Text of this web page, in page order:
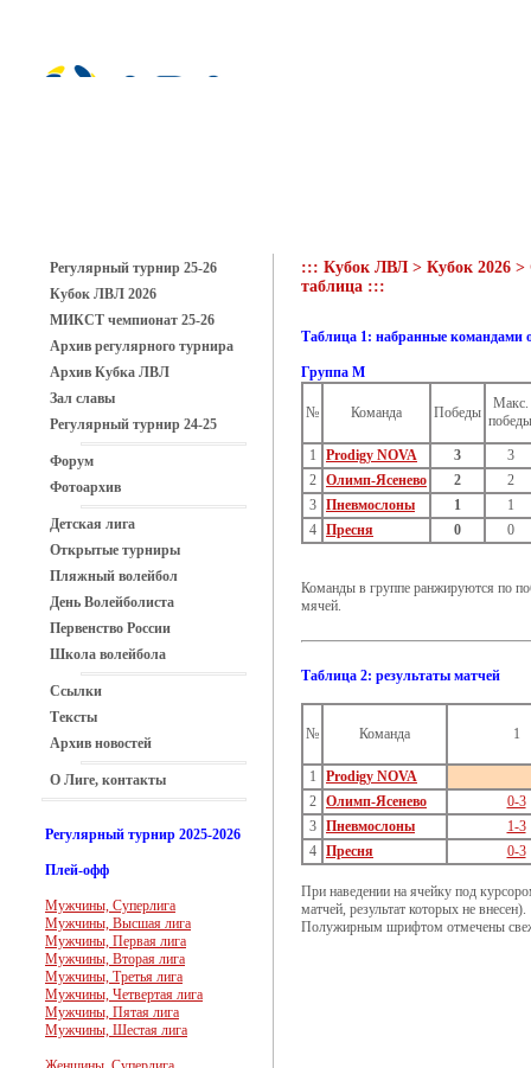
Регулярный турнир 25-26
Кубок ЛВЛ 2026
МИКСТ чемпионат 25-26
Архив регулярного турнира
Архив Кубка ЛВЛ
Зал славы
Регулярный турнир 24-25
Форум
Фотоархив
Детская лига
Открытые турниры
Пляжный волейбол
День Волейболиста
Первенство России
Школа волейбола
Ссылки
Тексты
Архив новостей
О Лиге, контакты
Регулярный турнир 2025-2026
Плей-офф
Мужчины, Суперлига
Мужчины, Высшая лига
Мужчины, Первая лига
Мужчины, Вторая лига
Мужчины, Третья лига
Мужчины, Четвертая лига
Мужчины, Пятая лига
Мужчины, Шестая лига
::: Кубок ЛВЛ > Кубок 2026
таблица :::
Таблица 1: набранные командами
Группа M
№ Команда Победы
Макс.
победы
1 Prodigy NOVA 3
3
2
Олимп-Ясенево 2
2
3
Пневмослоны 1
1
4
Пресня 0 0
Команды в группе ранжируются по
мячей.
Таблица 2: результаты матчей
№ Команда 1
1
Prodigy NOVA
2
Олимп-Ясенево
0-3
3
Пневмослоны
1-3
4
Пресня 0-3
При наведении на ячейку под
матчей, результат которых не внесен).
Полужирным шрифтом отмечены